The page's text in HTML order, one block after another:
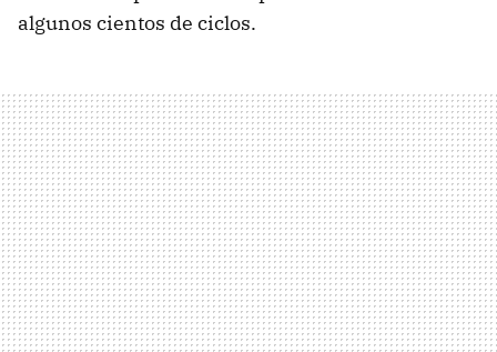
algunos cientos de ciclos.